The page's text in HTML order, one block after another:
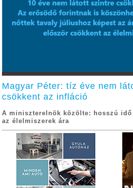
Magyar Péter: tíz éve nem
csökkent az infláció
A miniszterelnök közölte: hosszú
az élelmiszerek ára